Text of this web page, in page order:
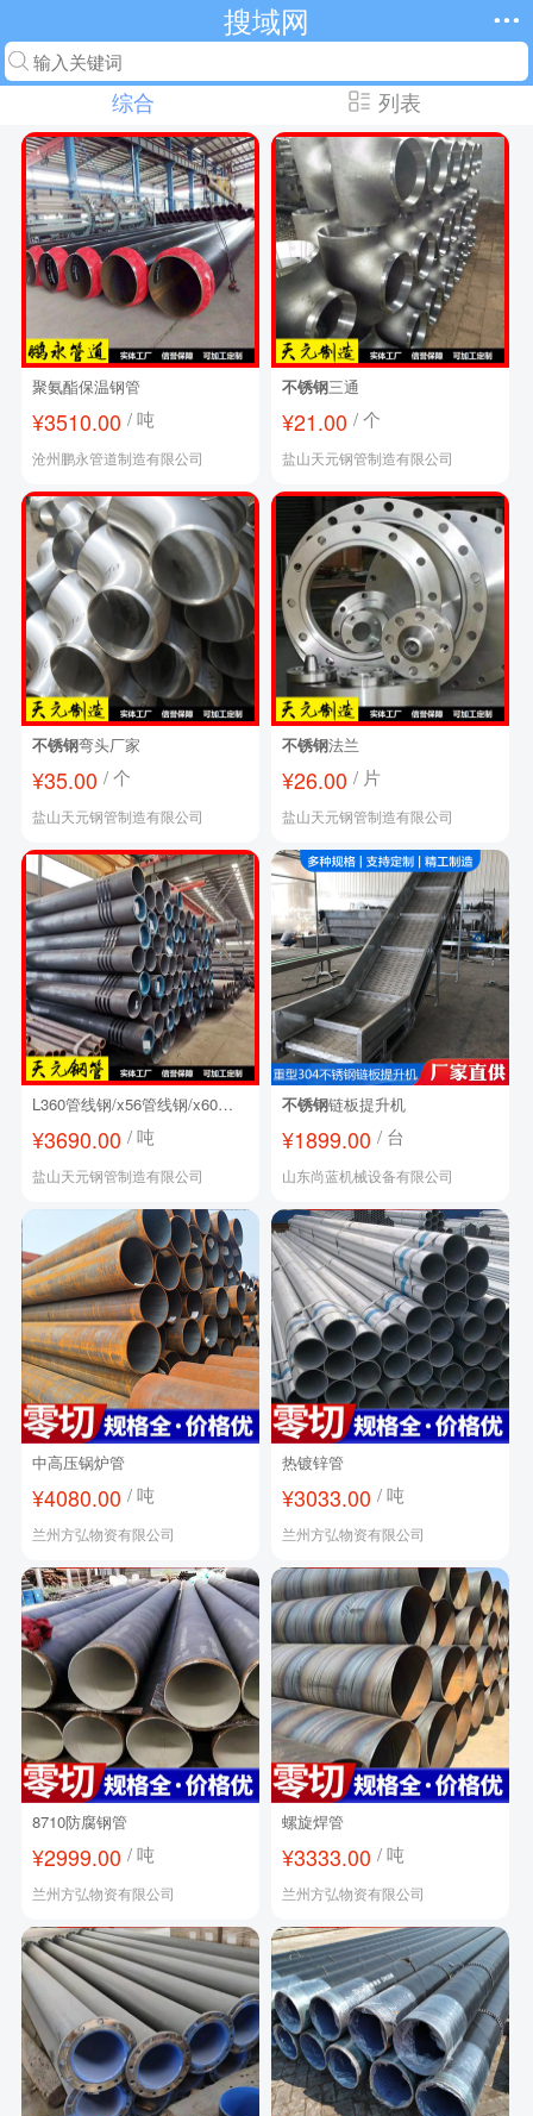
搜域网
综合 列表
聚氨酯保温钢管
¥3510.00 / 吨
沧州鹏永管道制造有限公司
不锈钢三通
¥21.00 / 个
盐山天元钢管制造有限公司
不锈钢弯头厂家
¥35.00 / 个
盐山天元钢管制造有限公司
不锈钢法兰
¥26.00 / 片
盐山天元钢管制造有限公司
L360管线钢/x56管线钢/x60管线钢
¥3690.00 / 吨
盐山天元钢管制造有限公司
不锈钢链板提升机
¥1899.00 / 台
山东尚蓝机械设备有限公司
中高压锅炉管
¥4080.00 / 吨
兰州方弘物资有限公司
热镀锌管
¥3033.00 / 吨
兰州方弘物资有限公司
8710防腐钢管
¥2999.00 / 吨
兰州方弘物资有限公司
螺旋焊管
¥3333.00 / 吨
兰州方弘物资有限公司